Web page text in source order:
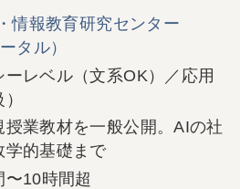
情報教育研究センター
タル）
ーレベル（文系OK）／応用
授業教材を一般公開。AIの社
学的基礎まで
〜10時間超